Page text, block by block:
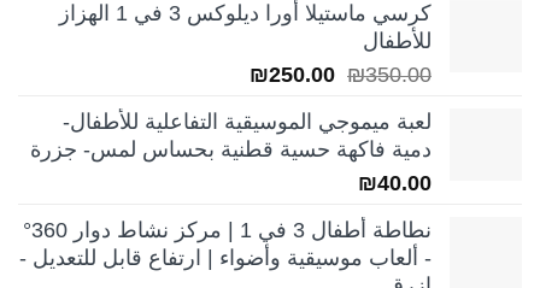
هو:
هو:
كرسي ماستيلا أورا ديلوكس 3 في 1 الهزاز
للأطفال
₪350.00
السعر
هو:
₪350.00.
₪250.00
هو:
₪250.00.
لعبة ميموجي الموسيقية التفاعلية للأطفال-
دمية فاكهة حسية قطنية بحساس لمس- جزرة
₪40.00
نطاطة أطفال 3 في 1 | مركز نشاط دوار 360°
- ألعاب موسيقية وأضواء | ارتفاع قابل للتعديل -